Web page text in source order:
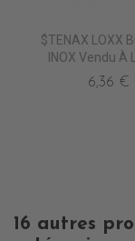
$TENAX LOXX
INOX Vendu À
6,36 €
16 autres